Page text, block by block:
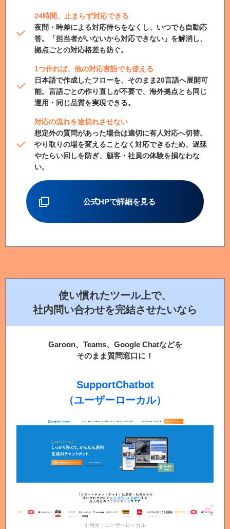
24時間、止まらず対応できる
夜間・時差による対応待ちをなくし、いつでも自動応
答。「担当者がいないから対応できない」を解消し、
拠点ごとの対応格差も防ぐ。
1つ作れば、他の対応言語でも使える
日本語で作成したフローを、そのまま20言語へ展開可
能。言語ごとの作り直しが不要で、海外拠点とも同じ
運用・同じ品質を実現できる。
対応の流れを途切れさせない
想定外の質問があった場合は適切に有人対応へ切替。
やり取りの場を変えることなく対応できるため、遅延
やたらい回しを防ぎ、顧客・社員の体験を損なわな
い。
公式HPで詳細を見る
使い慣れたツール上で、
社内問い合わせを完結させたいなら
Garoon、Teams、Google Chatなどを
そのまま質問窓口に！
SupportChatbot
（ユーザーローカル）
引用元：ユーザーローカル